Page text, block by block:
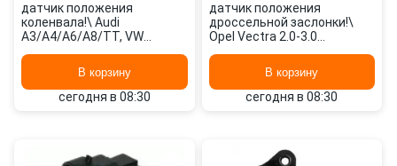
датчик положения
коленвала!\ Audi
A3/A4/A6/A8/TT, VW
550109 ERAВ корзину
сегодня в 08:30
датчик положения
дроссельной заслонки!\
Opel Vectra 2.0-3.0
83002 MEAT & DORIA
В корзину
сегодня в 08:30